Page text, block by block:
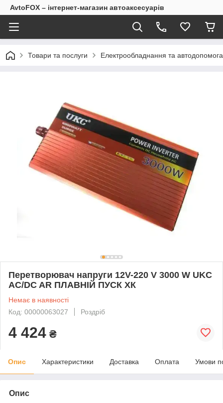
AvtoFOX – інтернет-магазин автоаксесуарів
Товари та послуги Електрообладнання та автодопомога
Перетворювач напруги 12V-220 V 3000 W UKC
AC/DC AR ПЛАВНІЙ ПУСК ХК
Немає в наявності
Код: 00000063027
Роздріб
4 424 ₴
Опис Характеристики Доставка Оплата Умови
Опис